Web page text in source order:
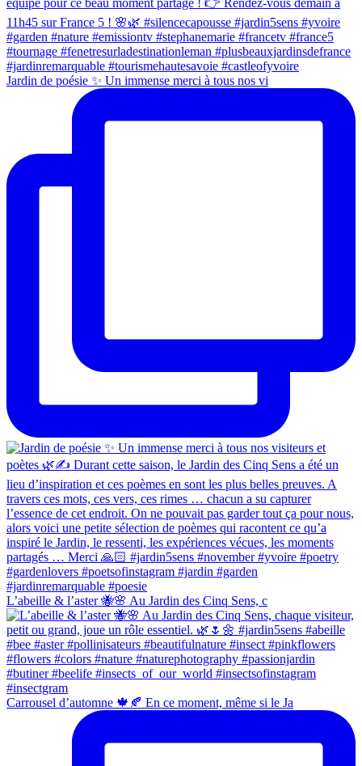
Jardin de poésie ✨ Un immense merci à tous nos vi
L’abeille & l’aster 🐝🌸 Au Jardin des Cinq Sens, c
Carrousel d’automne 🍁🍂 En ce moment, même si le Ja